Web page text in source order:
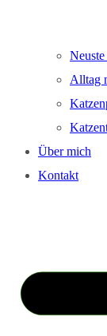
Alltag
Über mich
Kontakt